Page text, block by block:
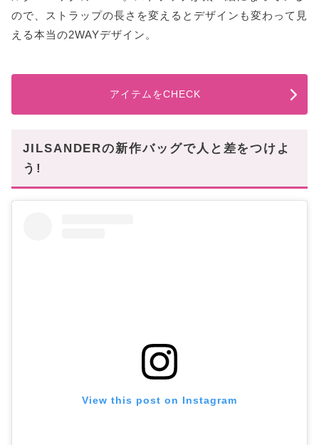
ので、ストラップの長さを変えるとデザインも変わって見
える本当の2WAYデザイン。
アイテムをCHECK
JILSANDERの新作バッグで人と差をつけよ
う!
View this post on Instagram